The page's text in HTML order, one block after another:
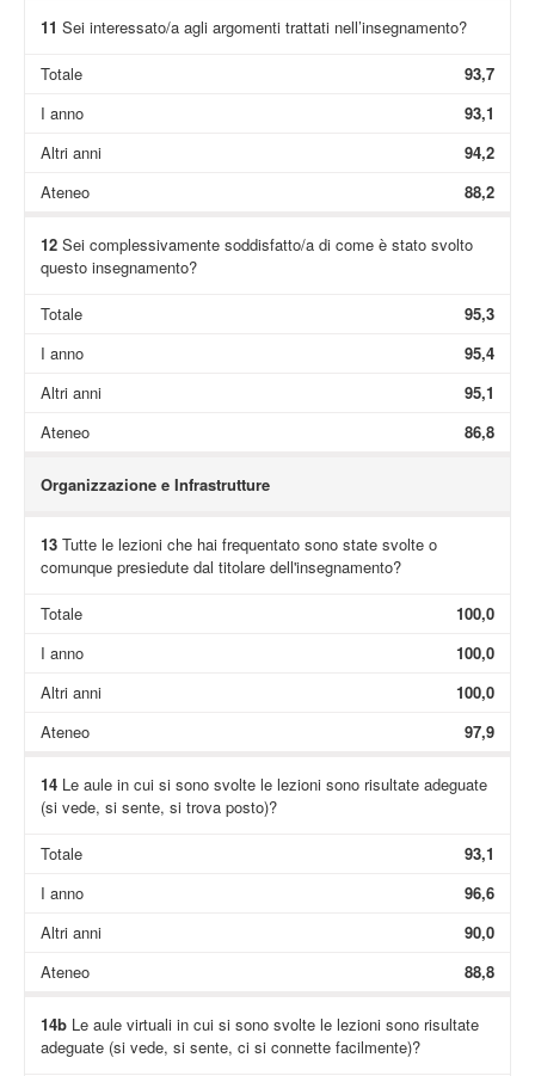
11 Sei interessato/a agli argomenti trattati nell’insegnamento?
Totale
93,7
I anno
93,1
Altri anni
94,2
Ateneo
88,2
12Sei complessivamente soddisfatto/a di come è stato svolto
questo insegnamento?
Totale
95,3
I anno
95,4
Altri anni
95,1
Ateneo
86,8
Organizzazione e Infrastrutture
13Tutte le lezioni che hai frequentato sono state svolte o
comunque presiedute dal titolare dell'insegnamento?
Totale
100,0
I anno
100,0
Altri anni
100,0
Ateneo
97,9
14Le aule in cui si sono svolte le lezioni sono risultate adeguate
(si vede, si sente, si trova posto)?
Totale
93,1
I anno
96,6
Altri anni
90,0
Ateneo
88,8
14bLe aule virtuali in cui si sono svolte le lezioni sono risultate
adeguate (si vede, si sente, ci si connette facilmente)?